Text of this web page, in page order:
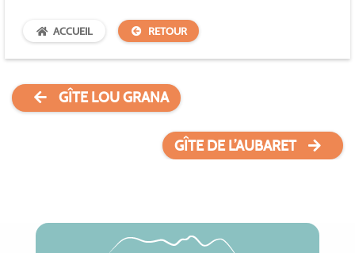
ACCUEIL RETOUR
GÎTE LOU GRANA
GÎTE DE L’AUBARET